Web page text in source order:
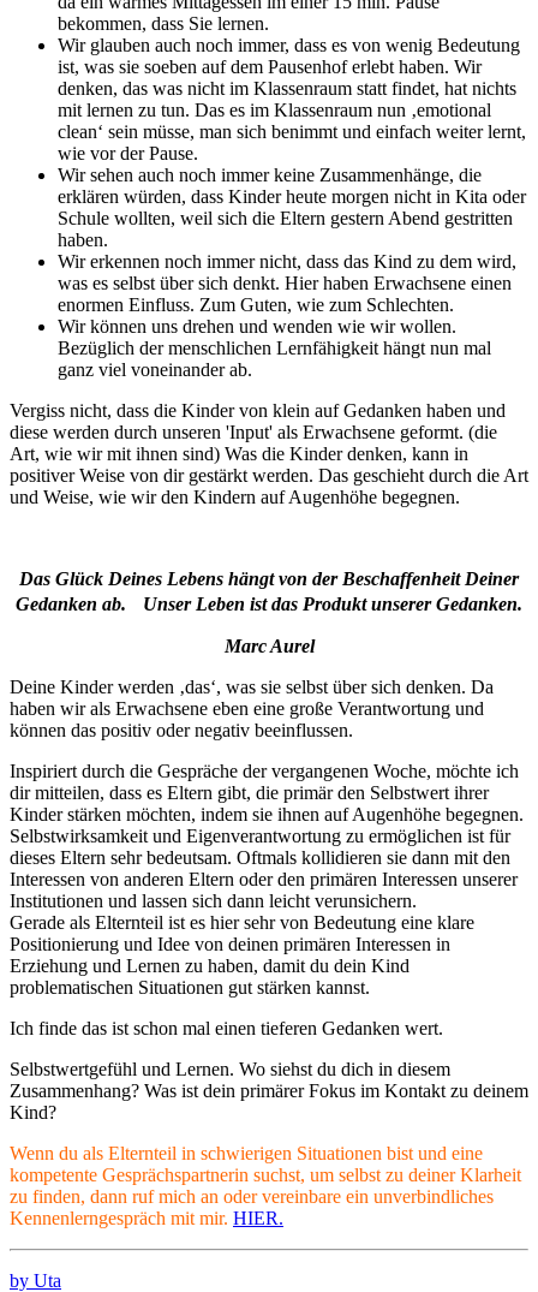
bekommen, dass Sie lernen.
Wir glauben auch noch immer, dass es von wenig Bedeutung
ist, was sie soeben auf dem Pausenhof erlebt haben. Wir
denken, das was nicht im Klassenraum statt findet, hat nichts
mit lernen zu tun. Das es im Klassenraum nun ‚emotional
clean‘ sein müsse, man sich benimmt und einfach weiter lernt,
wie vor der Pause.
Wir sehen auch noch immer keine Zusammenhänge, die
erklären würden, dass Kinder heute morgen nicht in Kita oder
Schule wollten, weil sich die Eltern gestern Abend gestritten
haben.
Wir erkennen noch immer nicht, dass das Kind zu dem wird,
was es selbst über sich denkt. Hier haben Erwachsene einen
enormen Einfluss. Zum Guten, wie zum Schlechten.
Wir können uns drehen und wenden wie wir wollen.
Bezüglich der menschlichen Lernfähigkeit hängt nun mal
ganz viel voneinander ab.
Vergiss nicht, dass die Kinder von klein auf Gedanken haben und
diese werden durch unseren 'Input' als Erwachsene geformt. (die
Art, wie wir mit ihnen sind) Was die Kinder denken, kann in
positiver Weise von dir gestärkt werden. Das geschieht durch die Art
und Weise, wie wir den Kindern auf Augenhöhe begegnen.
Das Glück Deines Lebens hängt von der Beschaffenheit Deiner
Gedanken ab. Unser Leben ist das Produkt unserer Gedanken.
Marc Aurel
Deine Kinder werden ‚das‘, was sie selbst über sich denken. Da
haben wir als Erwachsene eben eine große Verantwortung und
können das positiv oder negativ beeinflussen.
Inspiriert durch die Gespräche der vergangenen Woche, möchte ich
dir mitteilen, dass es Eltern gibt, die primär den Selbstwert ihrer
Kinder stärken möchten, indem sie ihnen auf Augenhöhe begegnen.
Selbstwirksamkeit und Eigenverantwortung zu ermöglichen ist für
dieses Eltern sehr bedeutsam. Oftmals kollidieren sie dann mit den
Interessen von anderen Eltern oder den primären Interessen unserer
Institutionen und lassen sich dann leicht verunsichern.
Gerade als Elternteil ist es hier sehr von Bedeutung eine klare
Positionierung und Idee von deinen primären Interessen in
Erziehung und Lernen zu haben, damit du dein Kind
problematischen Situationen gut stärken kannst.
Ich finde das ist schon mal einen tieferen Gedanken wert.
Selbstwertgefühl und Lernen. Wo siehst du dich in diesem
Zusammenhang? Was ist dein primärer Fokus im Kontakt zu deinem
Kind?
Wenn du als Elternteil in schwierigen Situationen bist und eine
kompetente Gesprächspartnerin suchst, um selbst zu deiner Klarheit
zu finden, dann ruf mich an oder vereinbare ein unverbindliches
Kennenlerngespräch mit mir. HIER.
by Uta